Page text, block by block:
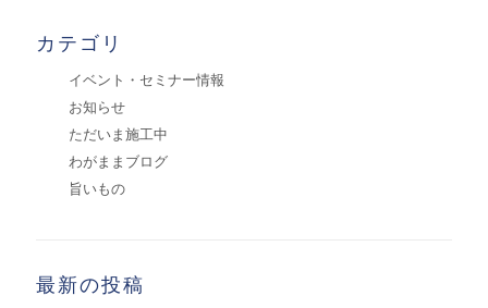
カテゴリ
イベント・セミナー情報
お知らせ
ただいま施工中
わがままブログ
旨いもの
最新の投稿